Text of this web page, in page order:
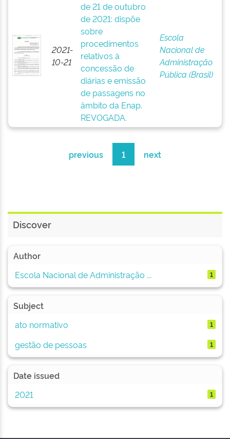
2021-
10-21
de 21 de outubro
de 2021: dispõe
sobre
procedimentos
relativos à
concessão de
diárias e emissão
de passagens no
âmbito da Enap.
REVOGADA.
Escola
Nacional de
Administração
Pública (Brasil)
previous 1 next
Discover
Author
Escola Nacional de Administração ...
1
Subject
ato normativo
1
gestão de pessoas 1
Date issued
2021
1